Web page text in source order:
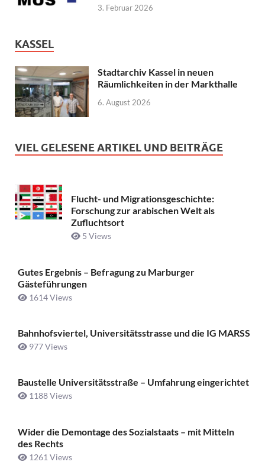
3. Februar 2026
KASSEL
Stadtarchiv Kassel in neuen
Räumlichkeiten in der Markthalle
6. August 2026
VIEL GELESENE ARTIKEL UND BEITRÄGE
Flucht- und Migrationsgeschichte:
Forschung zur arabischen Welt als
Zufluchtsort
5 Views
Gutes Ergebnis – Befragung zu Marburger
Gästeführungen
1614 Views
Bahnhofsviertel, Universitätsstrasse und die IG MARSS
977 Views
Baustelle Universitätsstraße ­– Umfahrung eingerichtet
1188 Views
Wider die Demontage des Sozialstaats – mit Mitteln
des Rechts
1261 Views